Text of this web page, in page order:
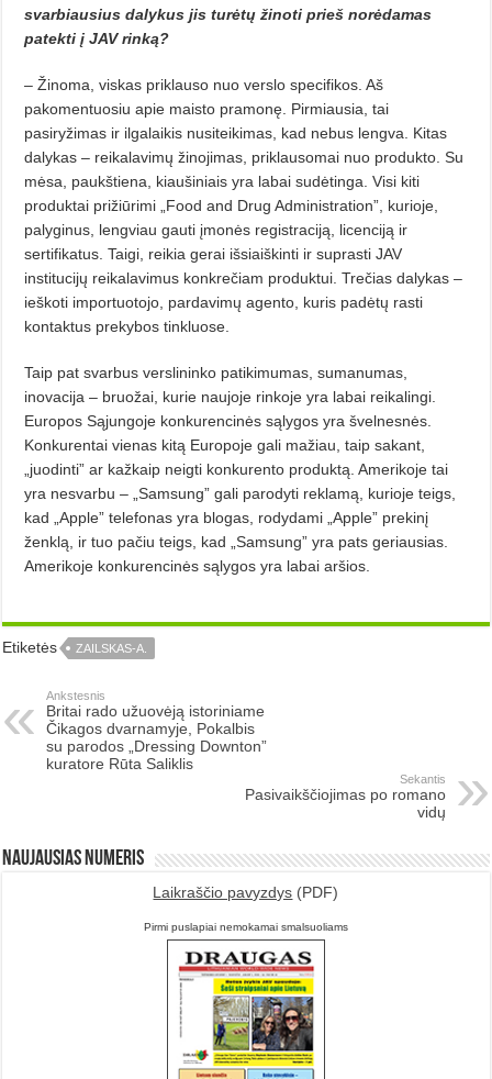
svarbiausius dalykus jis turėtų žinoti prieš norėdamas
patekti į JAV rinką?
– Žinoma, viskas priklauso nuo verslo specifikos. Aš
pakomentuosiu apie maisto pramonę. Pirmiausia, tai
pasiryžimas ir ilgalaikis nusiteikimas, kad nebus lengva. Kitas
dalykas – reikalavimų žinojimas, priklausomai nuo produkto. Su
mėsa, paukštiena, kiaušiniais yra labai sudėtinga. Visi kiti
produktai prižiūrimi „Food and Drug Administration”, kurioje,
palyginus, lengviau gauti įmonės registraciją, licenciją ir
sertifikatus. Taigi, reikia gerai išsiaiškinti ir suprasti JAV
institucijų reikalavimus konkrečiam produktui. Trečias dalykas –
ieškoti importuotojo, pardavimų agento, kuris padėtų rasti
kontaktus prekybos tinkluose.
Taip pat svarbus verslininko patikimumas, sumanumas,
inovacija – bruožai, kurie naujoje rinkoje yra labai reikalingi.
Europos Sąjungoje konkurencinės sąlygos yra švelnesnės.
Konkurentai vienas kitą Europoje gali mažiau, taip sakant,
„juodinti” ar kažkaip neigti konkurento produktą. Amerikoje tai
yra nesvarbu – „Samsung” gali parodyti reklamą, kurioje teigs,
kad „Apple” telefonas yra blogas, rodydami „Apple” prekinį
ženklą, ir tuo pačiu teigs, kad „Samsung” yra pats geriausias.
Amerikoje konkurencinės sąlygos yra labai aršios.
Etiketės ZAILSKAS-A.
Ankstesnis
Britai rado užuovėją istoriniame
Čikagos dvarnamyje, Pokalbis
su parodos „Dressing Downton”
kuratore Rūta Saliklis
Sekantis
Pasivaikščiojimas po romano
vidų
Naujausias numeris
Laikraščio pavyzdys (PDF)
Pirmi puslapiai nemokamai smalsuoliams